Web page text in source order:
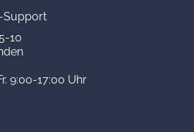
Support
10
9:00-17:00 Uhr